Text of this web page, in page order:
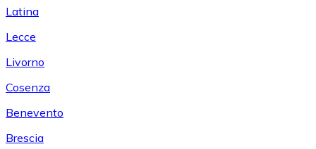
Latina
Lecce
Livorno
Cosenza
Benevento
Brescia